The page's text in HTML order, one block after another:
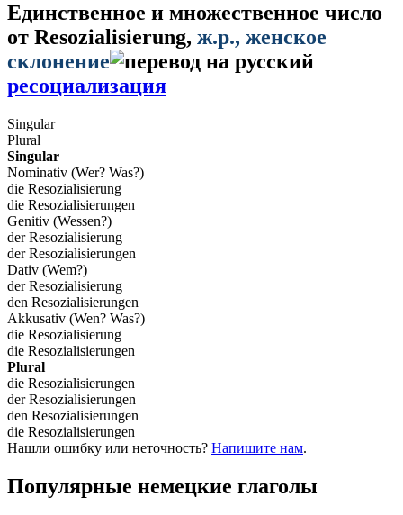
Единственное и множественное число
от Resozialisierung, ж.р., женское
склонение
ресоциализация
Singular
Plural
Singular
Nominativ (Wer? Was?)
die Resozialisierung
die Resozialisierungen
Genitiv (Wessen?)
der Resozialisierung
der Resozialisierungen
Dativ (Wem?)
der Resozialisierung
den Resozialisierungen
Akkusativ (Wen? Was?)
die Resozialisierung
die Resozialisierungen
Plural
die Resozialisierungen
der Resozialisierungen
den Resozialisierungen
die Resozialisierungen
Нашли ошибку или неточность? Напишите нам.
Популярные немецкие глаголы